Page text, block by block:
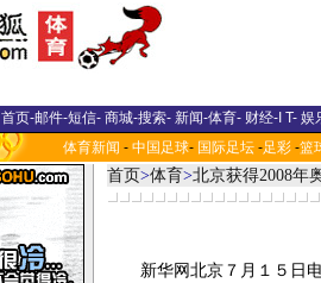
首页-邮件-短信- 商城-搜索- 新闻-体育- 财经-I T- 娱
体育新闻 - 中国足球- 国际足坛 -足彩 -篮
首页>体育>北京获得2008年
新华网北京７月１５日电